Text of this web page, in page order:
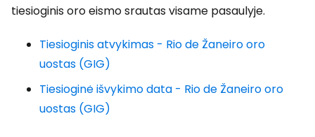
tiesioginis oro eismo srautas visame pasaulyje.
Tiesioginis atvykimas - Rio de Žaneiro oro
uostas (GIG)
Tiesioginė išvykimo data - Rio de Žaneiro oro
uostas (GIG)